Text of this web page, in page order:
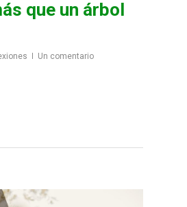
que un árbol
Un comentario